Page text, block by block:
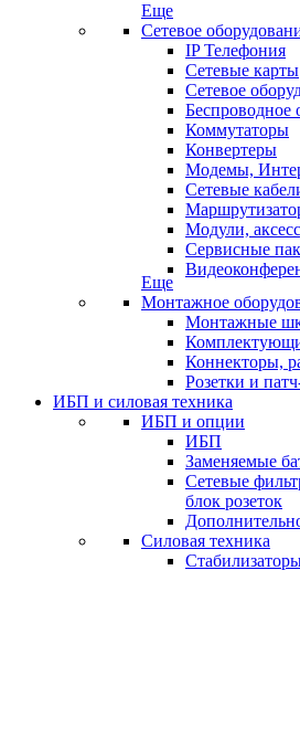
Еще
Сетевое
IP Телефония
Сетевые карты
Сетевое
Беспроводное
Коммутаторы
Конвертеры
Модемы,
Сетевые
Модули,
Сервисные
Еще
Монтажное
Монтажные
Коннекторы,
Розетки и
ИБП и силовая техника
ИБП и опции
ИБП
Заменяемые
Сетевые
блок розеток
Силовая техника